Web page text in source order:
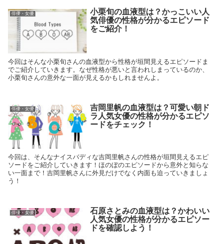
俳優・女優
小栗旬の血液型は？かっこいい人
気俳優の性格が分かるエピソード
をご紹介！
今回はそんな小栗旬さんの血液型から性格が垣間見えるエピソードま
でご紹介していきます。なぜ性格が悪いと言われしまっているのか、
小栗旬さんの意外な一面が見えるかもしれませんよ。
俳優・女優
吉岡里帆の血液型は？可愛い朝ド
ラ人気女優の性格が分かるエピソ
ードをチェック！
今回は、そんなナイスバディな吉岡里帆さんの性格が垣間見えるエピ
ソードをご紹介していきます！ほのぼのエピソードから意外と知らな
い一面まで！吉岡里帆さんに外見だけでなく内面も迫っていきましょ
う！
俳優・女優
石原さとみの血液型は？かわいい
人気女優の性格が分かるエピソー
ドを確認しよう！